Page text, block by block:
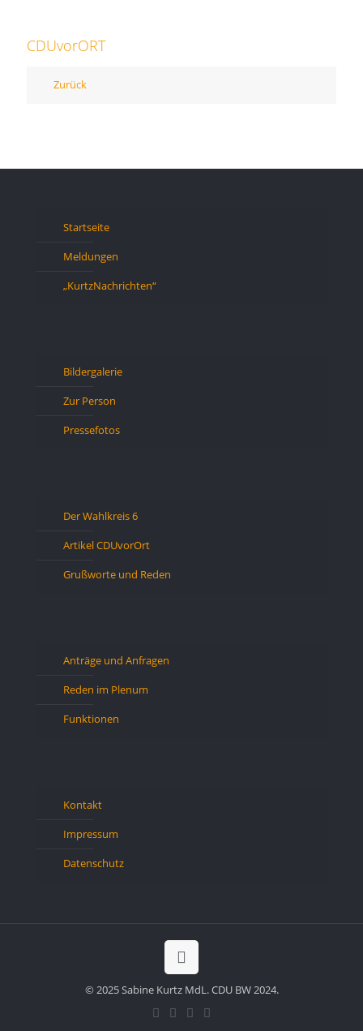
CDUvorORT
Zurück
Startseite
Meldungen
„KurtzNachrichten“
Bildergalerie
Zur Person
Pressefotos
Der Wahlkreis 6
Artikel CDUvorOrt
Grußworte und Reden
Anträge und Anfragen
Reden im Plenum
Funktionen
Kontakt
Impressum
Datenschutz
© 2025 Sabine Kurtz MdL. CDU BW 2024.